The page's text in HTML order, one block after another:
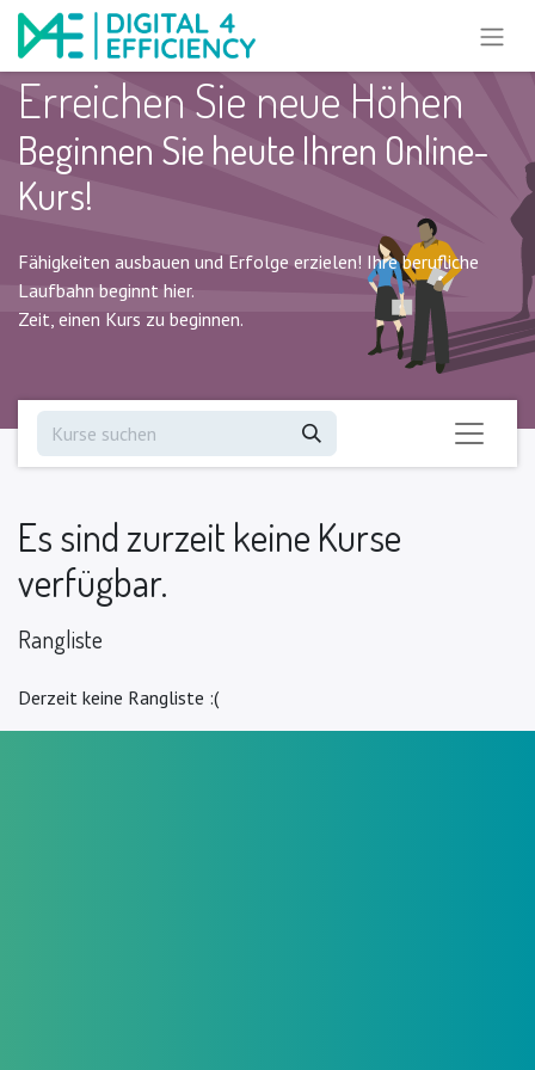
Erreichen Sie neue Höhen
Beginnen Sie heute Ihren Online-
Kurs!
Fähigkeiten ausbauen und Erfolge erzielen! Ihre berufliche
Laufbahn beginnt hier.
Zeit, einen Kurs zu beginnen.
Rangliste
Derzeit keine Rangliste :(
Es sind zurzeit keine Kurse
verfügbar.